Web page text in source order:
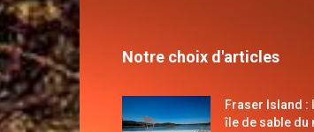
Notre choix d'articles
Fraser Island :
île de sable du